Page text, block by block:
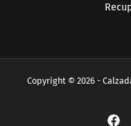
Copyright © 2026 -